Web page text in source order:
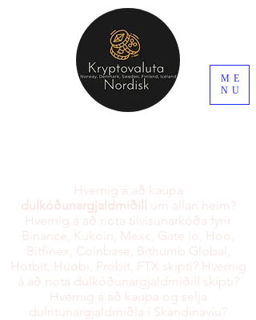
ME
NU
Hvernig á að kaupa
dulkóðunargjaldmiðill um allan heim?
Hvernig á að nota tilvísunarkóða fyrir
Binance, Kukoin, Mexc, Gate io, Hoo,
Bitfinex, Coinbase, Bithumb Global,
Hotbit, Huobi, Probit, FTX skipti? Hvernig
á að nota dulkóðunargjaldmiðill skipti?
Hvernig á að kaupa og selja
dulritunargjaldmiðla í Skandinavíu?